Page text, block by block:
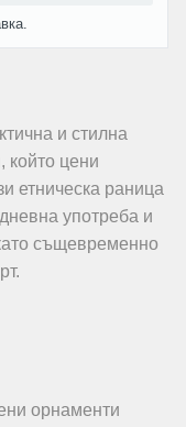
и стилна
който цени
етническа раница
употреба и
същевременно
орнаменти